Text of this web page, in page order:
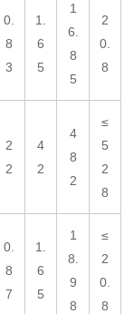
0.
8
3
1.
6
5
1
6.
8
5
2
0.
8
2
2
4
2
4
8
2
≤
5
2
8
0.
8
7
1.
6
5
1
8.
9
8
≤
2
0.
8